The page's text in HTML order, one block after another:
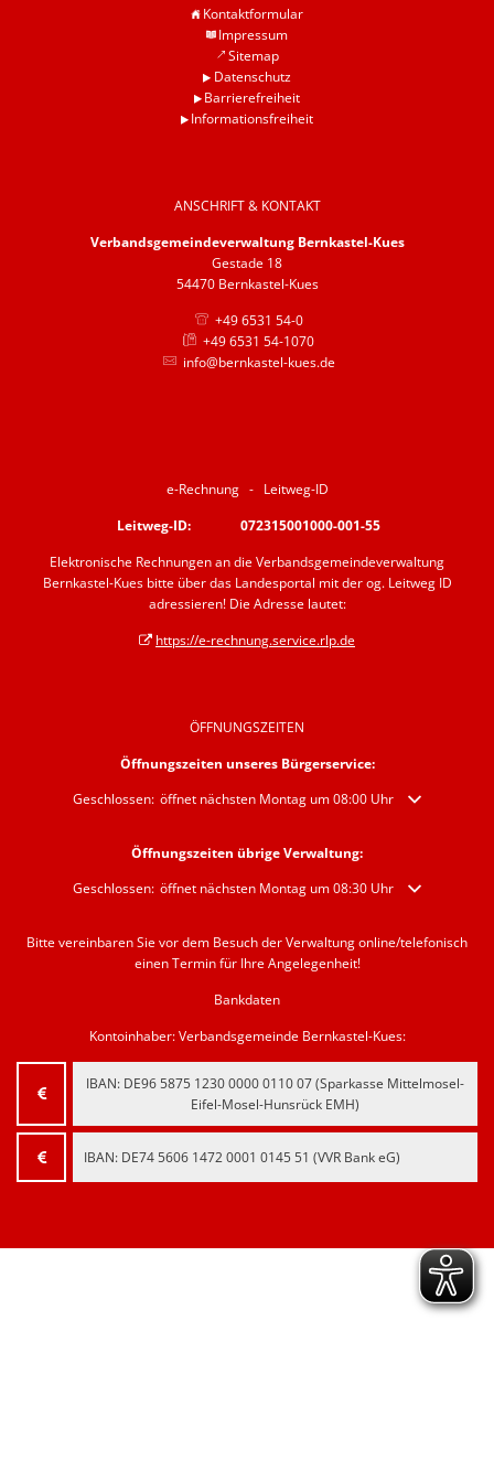
Kontaktformular
Impressum
Sitemap
Datenschutz
Barrierefreiheit
Informationsfreiheit
ANSCHRIFT & KONTAKT
Verbandsgemeindeverwaltung Bernkastel-Kues
Gestade 18
54470 Bernkastel-Kues
+49 6531 54-0
+49 6531 54-1070
info@bernkastel-kues.de
e-Rechnung - Leitweg-ID
Leitweg-ID: 072315001000-001-55
Elektronische Rechnungen an die Verbandsgemeindeverwaltung
Bernkastel-Kues bitte über das Landesportal mit der og. Leitweg ID
adressieren! Die Adresse lautet:
https://e-rechnung.service.rlp.de
ÖFFNUNGSZEITEN
Öffnungszeiten unseres Bürgerservice:
Klicken, um weitere Öffnungs- oder Schließzeiten auszublenden
Geschlossen: öffnet nächsten Montag um 08:00 Uhr
Öffnungszeiten übrige Verwaltung:
Klicken, um weitere Öffnungs- oder Schließzeiten auszublenden
Geschlossen: öffnet nächsten Montag um 08:30 Uhr
Bitte vereinbaren Sie vor dem Besuch der Verwaltung online/telefonisch
einen Termin für Ihre Angelegenheit!
Bankdaten
Kontoinhaber: Verbandsgemeinde Bernkastel-Kues:
IBAN: ‍DE96 5875 1230 0000 0110 07‍(Sparkasse Mittelmosel-
Eifel-Mosel-Hunsrück EMH)
IBAN: ‍DE74 5606 1472 0001 0145 51‍ (VVR Bank eG)